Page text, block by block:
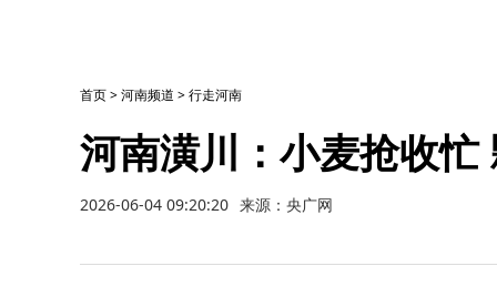
首页>河南频道 >行走河南
河南潢川：小麦抢收忙
2026-06-04 09:20:20 来源：央广网